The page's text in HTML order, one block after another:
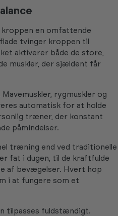
kroppen en omfattende
tvinger kroppen til
aktiverer både de store,
muskler, der sjældent får
rygmuskler og
automatisk for at holde
træner, der konstant
påmindelser.
træning end ved traditionelle
fat i dugen, til de kraftfulde
af bevægelser. Hvert hop
i at fungere som et
tilpasses fuldstændigt.